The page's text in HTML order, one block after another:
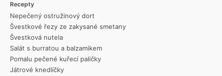
Recepty
Nepečený ostružinový dort
Švestkové řezy ze zakysané smetany
Švestková nutela
Salát s burratou a balzamikem
Pomalu pečené kuřecí paličky
Játrové knedlíčky